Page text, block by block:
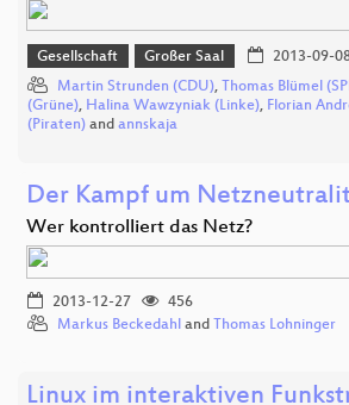
Gesellschaft Großer Saal 2013-09-
Martin Strunden (CDU), Thomas Blümel
(Grüne), Halina Wawzyniak (Linke), Florian
(Piraten) and annskaja
Der Kampf um
Wer kontrolliert das Netz?
2013-12-27
456
Markus Beckedahl and Thomas Lohninger
Linux im interaktiven